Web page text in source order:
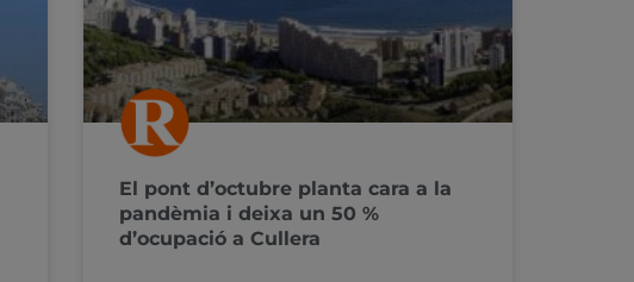
El pont d’octubre planta cara a la
pandèmia i deixa un 50 %
d’ocupació a Cullera